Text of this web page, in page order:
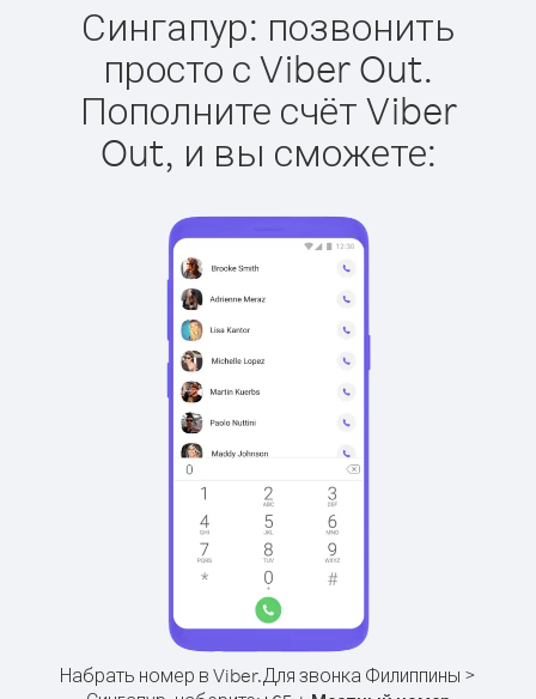
Сингапур: позвонить
просто с Viber Out.
Пополните счёт Viber
Out, и вы сможете:
Набрать номер в Viber.Для звонка Филиппины >